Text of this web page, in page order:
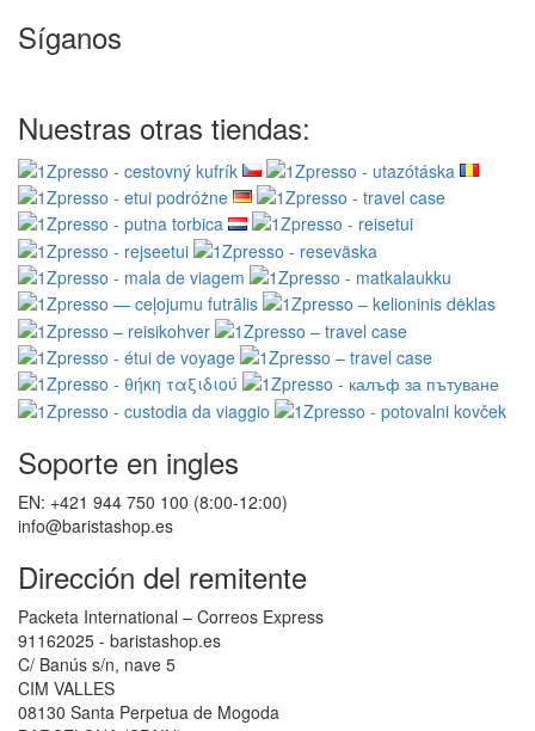
Síganos
Nuestras otras tiendas:
Soporte en ingles
EN: +421 944 750 100 (8:00-12:00)
info@baristashop.es
Dirección del remitente
Packeta International – Correos Express
91162025 - baristashop.es
C/ Banús s/n, nave 5
CIM VALLES
08130 Santa Perpetua de Mogoda